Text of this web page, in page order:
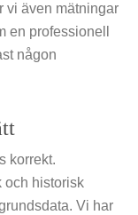
vi även mätningar
en professionell
någon
korrekt.
och historisk
Vi har